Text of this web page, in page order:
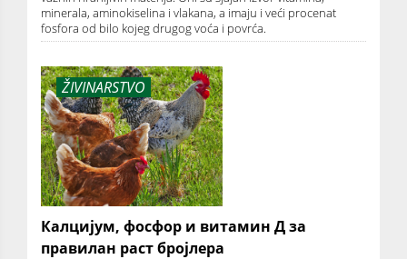
minerala, aminokiselina i vlakana, a imaju i veći procenat
fosfora od bilo kojeg drugog voća i povrća.
ŽIVINARSTVO
Калцијум, фосфор и витамин Д за
правилан раст бројлера